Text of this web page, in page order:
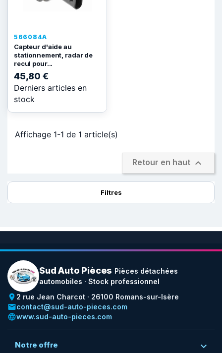
566084A
Capteur d'aide au
stationnement, radar de
recul pour...
45,80 €
Derniers articles en
stock
Affichage 1-1 de 1 article(s)
Retour en haut 
Filtres
Sud Auto Pièces Pièces détachées
automobiles · Stock professionnel
place 2 rue Jean Charcot · 26100 Romans-sur-Isère
emailcontact@sud-auto-pieces.com
languagewww.sud-auto-pieces.com
Notre offre 